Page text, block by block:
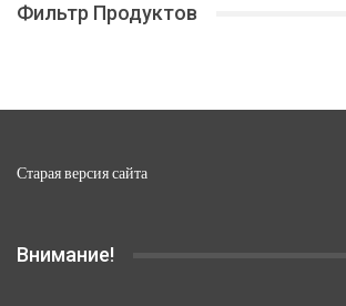
Фильтр Продуктов
Старая версия сайта
Внимание!